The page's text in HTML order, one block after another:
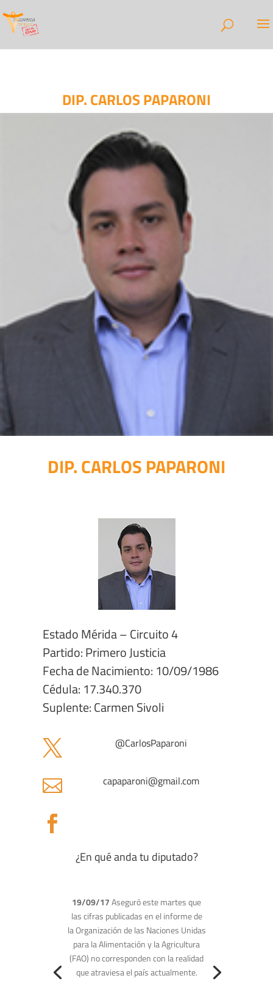
DIP. CARLOS PAPARONI
DIP. CARLOS PAPARONI
Estado Mérida – Circuito 4
Partido: Primero Justicia
Fecha de Nacimiento: 10/09/1986
Cédula: 17.340.370
Suplente: Carmen Sivoli
 @CarlosPaparoni
 capaparoni@gmail.com

¿En qué anda tu diputado?
22/08/17